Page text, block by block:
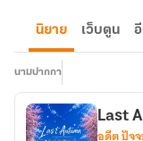
นิยาย เว็บตูน
นามปากกา
Last
อดีต ปัจ